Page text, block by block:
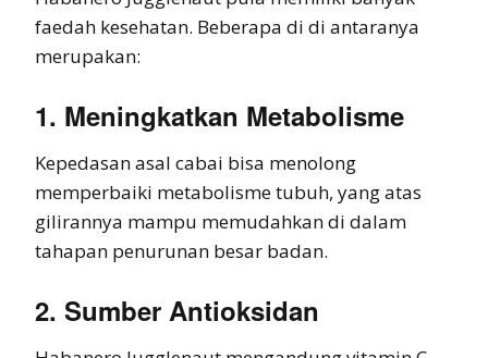
faedah kesehatan. Beberapa di di antaranya
merupakan:
1. Meningkatkan Metabolisme
Kepedasan asal cabai bisa menolong
memperbaiki metabolisme tubuh, yang atas
gilirannya mampu memudahkan di dalam
tahapan penurunan besar badan.
2. Sumber Antioksidan